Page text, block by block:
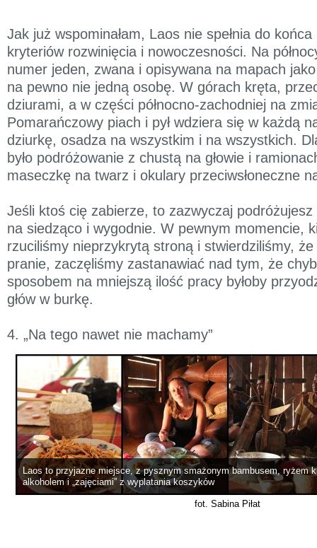
Jak już wspominałam, Laos nie spełnia do
kryteriów rozwinięcia i nowoczesności. Na
numer jeden, zwana i opisywana na mapach
na pewno nie jedną osobę. W górach kręta,
dziurami, a w części północno-zachodniej na
Pomarańczowy piach i pył wdziera się w każdą
dziurkę, osadza na wszystkim i na wszystkich.
było podróżowanie z chustą na głowie i
maseczkę na twarz i okulary przeciwsłoneczne
Jeśli ktoś cię zabierze, to zazwyczaj
na siedząco i wygodnie. W pewnym momencie,
rzuciliśmy nieprzykrytą stroną i stwierdziliśmy,
pranie, zaczęliśmy zastanawiać nad tym, że
sposobem na mniejszą ilość pracy byłoby
głów w burkę.
4. „Na tego nawet nie machamy”
Laos to przyjazne miejsce, z pysznym smażonym bambusem, ryżem
alkoholem i „zajęciami” z wyplatania koszyków
fot. Sabina Piłat